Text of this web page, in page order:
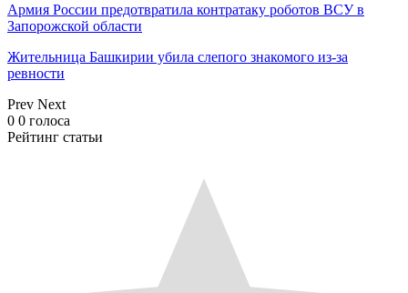
Армия России предотвратила контратаку роботов ВСУ в
Запорожской области
Жительница Башкирии убила слепого знакомого из-за
ревности
Prev Next
0 0 голоса
Рейтинг статьи